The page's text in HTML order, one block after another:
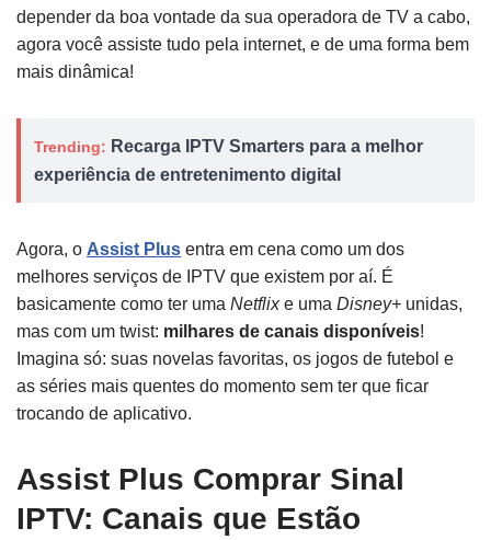
depender da boa vontade da sua operadora de TV a cabo,
agora você assiste tudo pela internet, e de uma forma bem
mais dinâmica!
Trending: Recarga IPTV Smarters para a melhor
experiência de entretenimento digital
Agora, o Assist Plus entra em cena como um dos
melhores serviços de IPTV que existem por aí. É
basicamente como ter uma Netflixe uma Disney+ unidas,
mas com um twist: milhares de canais disponíveis!
Imagina só: suas novelas favoritas, os jogos de futebol e
as séries mais quentes do momento sem ter que ficar
trocando de aplicativo.
Assist Plus Comprar Sinal
IPTV: Canais que Estão